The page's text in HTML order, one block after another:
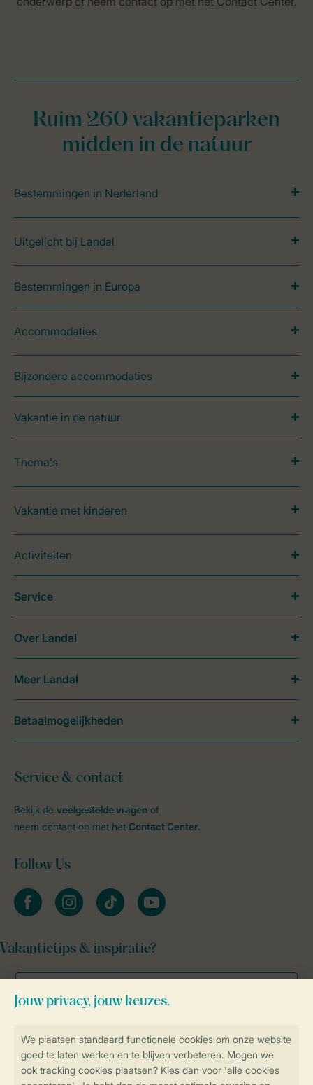
Veilig en snel online boeken
Ruim 260 vakantieparken
midden in de natuur
Bestemmingen in Nederland
Uitgelicht bij Landal
Bestemmingen in Europa
Accommodaties
Bijzondere accommodaties
Vakantie in de natuur
Thema's
Vakantie met kinderen
Activiteiten
Service & contact
Bekijk de veelgestelde vragen of
neem contact op met het Contact Center.
Follow Us
facebookinstagramtiktok youtube
Vakantietips & inspiratie?
Service
Over Landal
Meer Landal
Betaalmogelijkheden